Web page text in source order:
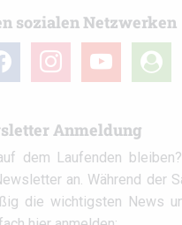
sozialen Netzwerken
instagramyoutube
user-
circle
Anmeldung
dem Laufenden
an. Während der
die wichtigsten News